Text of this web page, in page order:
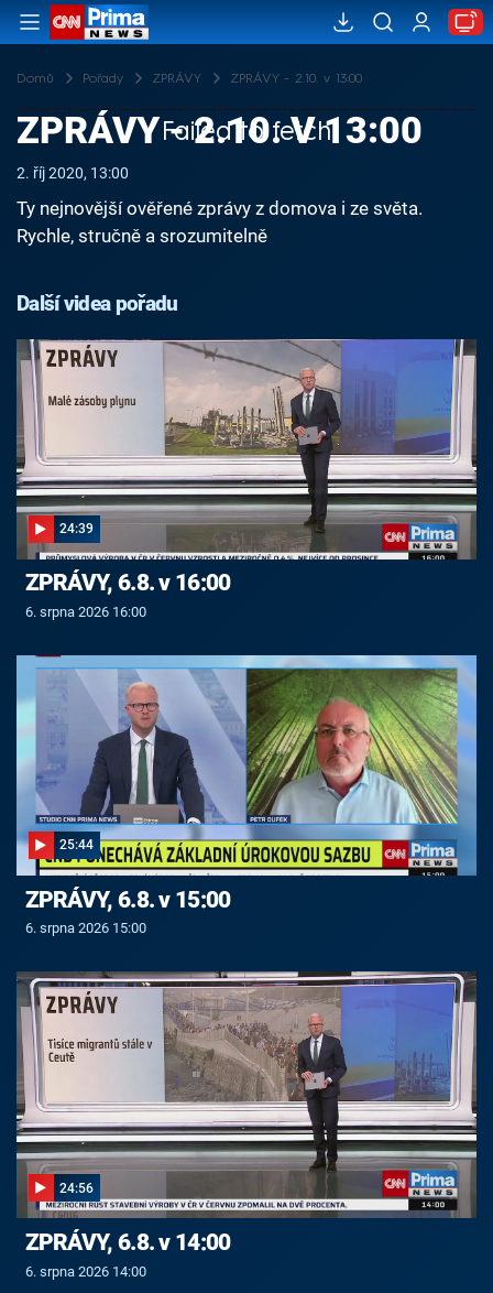
Domů Pořady ZPRÁVY ZPRÁVY - 2.10. v 13:00
Failed to fetch
ZPRÁVY - 2.10. V 13:00
2. říj 2020, 13:00
Ty nejnovější ověřené zprávy z domova i ze světa.
Rychle, stručně a srozumitelně
Další videa pořadu
24:39
ZPRÁVY, 6.8. v 16:00
6. srpna 2026 16:00
25:44
ZPRÁVY, 6.8. v 15:00
6. srpna 2026 15:00
24:56
ZPRÁVY, 6.8. v 14:00
6. srpna 2026 14:00